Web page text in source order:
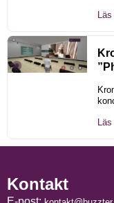
Kontakt